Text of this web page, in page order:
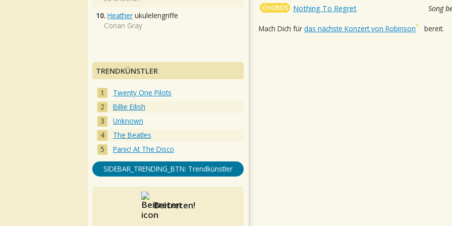
CHORDS Nothing To Regret Song
Mach Dich für das nächste Konzert von Robinson bereit.
10. Heather ukulelengriffe
Conan Gray
TRENDKÜNSTLER
Twenty One Pilots
Billie Eilish
Unknown
The Beatles
Panic! At The Disco
SIDEBAR_TRENDING_BTN: Trendkünstler
Beitreten!